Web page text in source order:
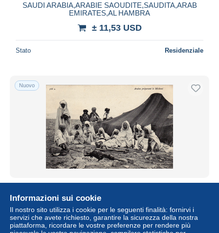
SAUDI ARABIA,ARABIE SAOUDITE,SAUDITA,ARAB
EMIRATES,AL HAMBRA
± 11,53 USD
Stato Residenziale
Nuovo
ANCIENNE,CAMP DANS LE DESERT,PAUSE
REPAS,GIBIER,HABILLE DE L 'EPOQUE
± 23,05 USD
Informazioni sui cookie
Il nostro sito utilizza i cookie per le seguenti finalità: fornirvi i
servizi che avete richiesto, garantire la sicurezza della nostra
piattaforma, ricordare le vostre preferenze per rendere più